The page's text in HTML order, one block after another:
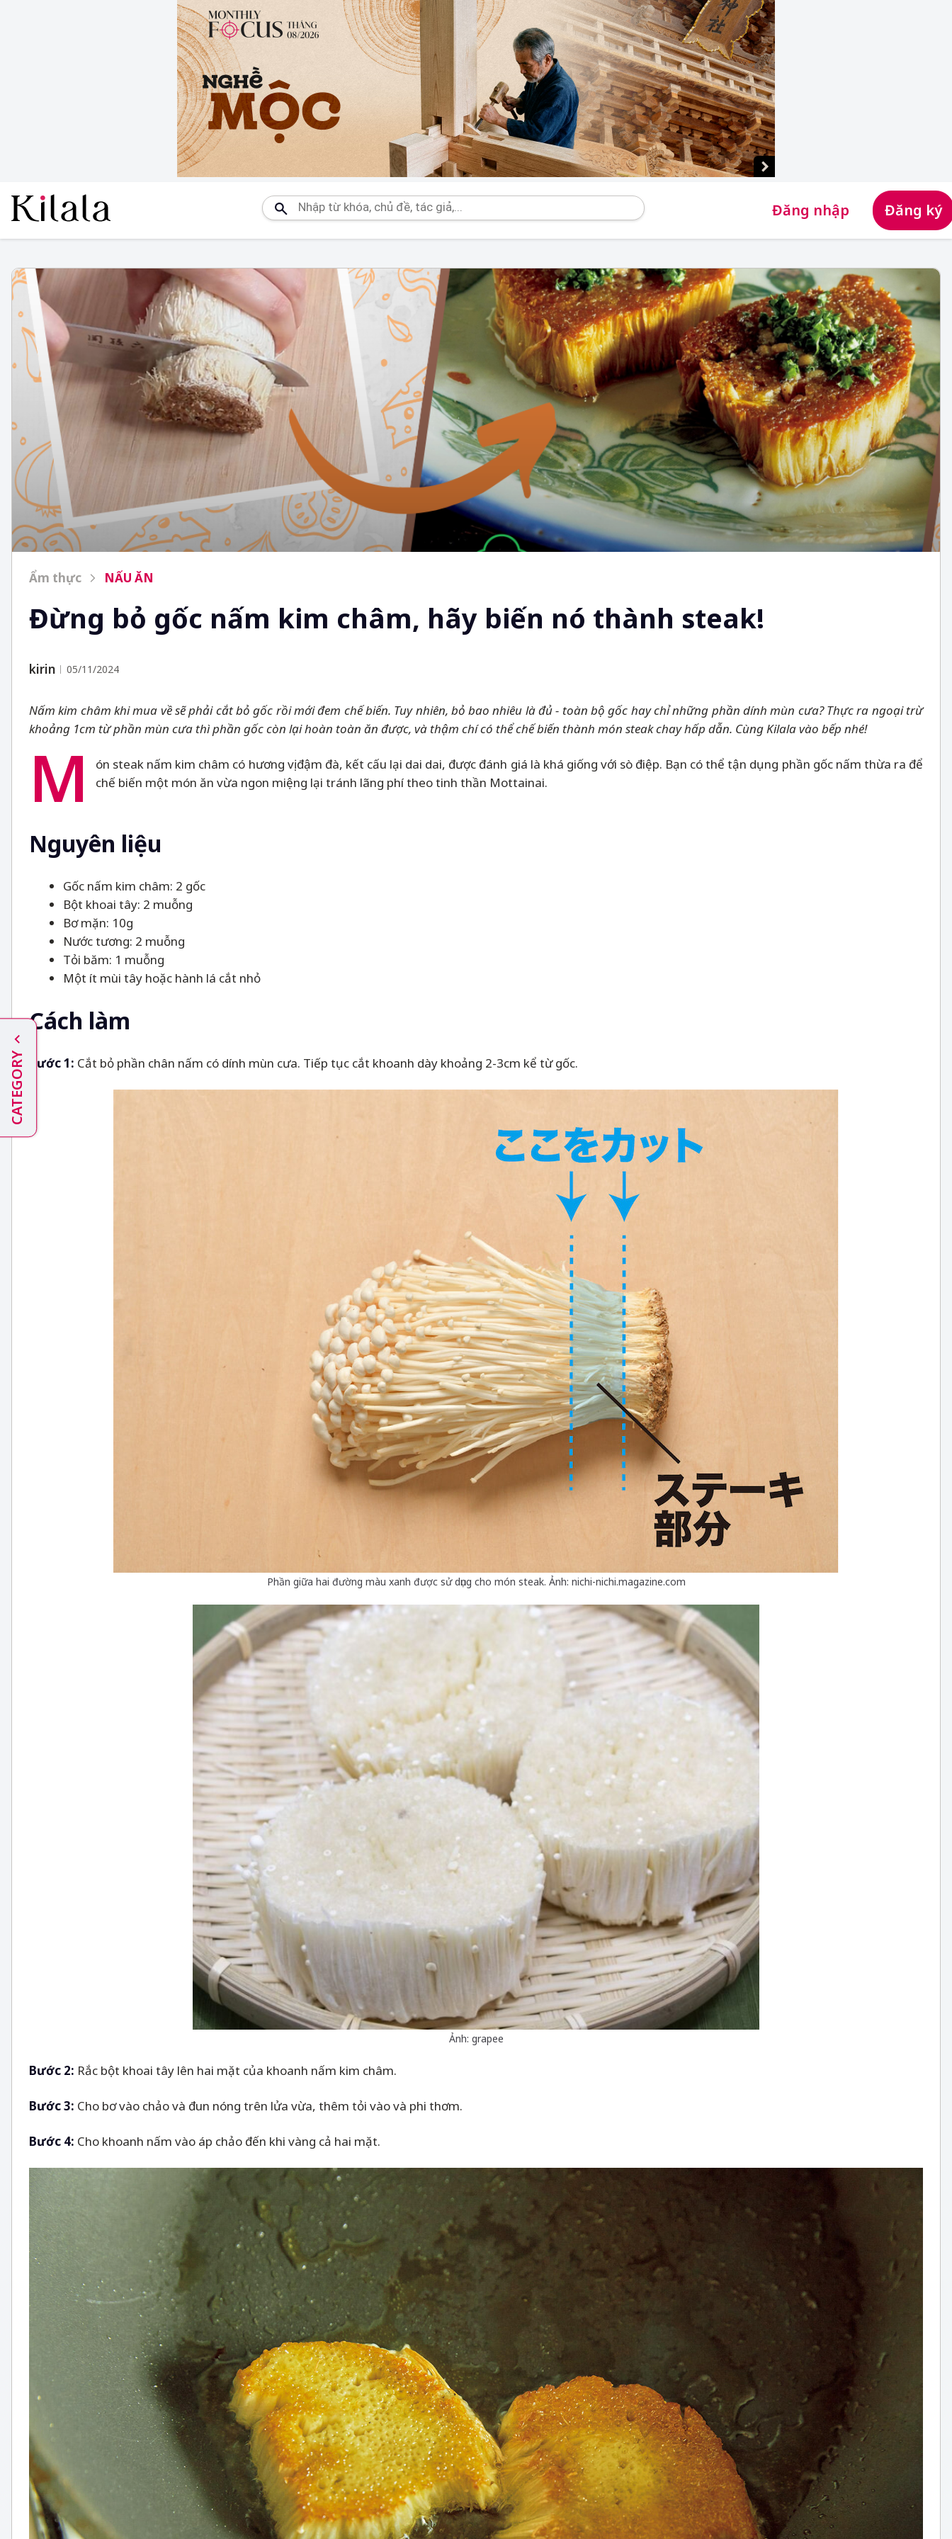
Đăng nhập Đăng ký
Ẩm thực NẤU ĂN
Đừng bỏ gốc nấm kim châm, hãy biến nó thành steak!
kirin 05/11/2024
Nấm kim châm khi mua về sẽ phải cắt bỏ gốc rồi mới đem chế biến. Tuy nhiên, bỏ bao nhiêu là đủ - toàn bộ gốc hay chỉ những phần dính mùn cưa? Thực ra ngoại trừ
khoảng 1cm từ phần mùn cưa thì phần gốc còn lại hoàn toàn ăn được, và thậm chí có thể chế biến thành món steak chay hấp dẫn. Cùng Kilala vào bếp nhé!
M
ón steak nấm kim châm có hương vị đậm đà, kết cấu lại dai dai, được đánh giá là khá giống với sò điệp. Bạn có thể tận dụng phần gốc nấm thừa ra để
chế biến một món ăn vừa ngon miệng lại tránh lãng phí theo tinh thần Mottainai.
Nguyên liệu
Gốc nấm kim châm: 2 gốc
Bột khoai tây: 2 muỗng
Bơ mặn: 10g
Nước tương: 2 muỗng
Tỏi băm: 1 muỗng
Một ít mùi tây hoặc hành lá cắt nhỏ
Cách làm
Bước 1: Cắt bỏ phần chân nấm có dính mùn cưa. Tiếp tục cắt khoanh dày khoảng 2-3cm kể từ gốc.
Phần giữa hai đường màu xanh được sử dụng cho món steak. Ảnh: nichi-nichi.magazine.com
Ảnh: grapee
Bước 2: Rắc bột khoai tây lên hai mặt của khoanh nấm kim châm.
Bước 3: Cho bơ vào chảo và đun nóng trên lửa vừa, thêm tỏi vào và phi thơm.
Bước 4: Cho khoanh nấm vào áp chảo đến khi vàng cả hai mặt.
CATEGORY